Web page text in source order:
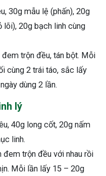
30g mẫu lệ (phấn), 20g
lõi), 20g bạch linh cùng
đem trộn đều, tán bột. Mỗi
cùng 2 trái táo, sắc lấy
dùng 2 lần.
lý
40g long cốt, 20g nấm
linh.
đem trộn đều với nhau rồi
Mỗi lần lấy 15 – 20g